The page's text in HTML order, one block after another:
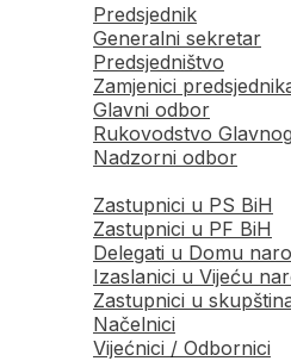
Predsjednik
Generalni sekretar
Predsjedništvo
Zamjenici
Glavni odbor
Rukovodstvo
Nadzorni odbor
Zastupnici u PS BiH
Zastupnici u PF BiH
Delegati u Domu
Izaslanici u Vijeću
Zastupnici u
Načelnici
Vijećnici / Odbornici